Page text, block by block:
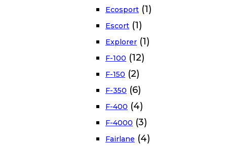
Ecosport (1)
Escort (1)
Explorer (1)
F-100 (12)
F-150 (2)
F-350 (6)
F-400 (4)
F-4000 (3)
Fairlane (4)